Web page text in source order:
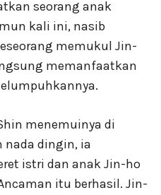
seorang anak
kali ini, nasib
memukul Jin-
memanfaatkan
menemuinya di
nada dingin, ia
istri dan anak Jin-ho
itu berhasil. Jin-